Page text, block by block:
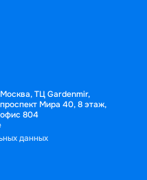
Москва, ТЦ Gardenmir,
проспект Мира 40, 8 этаж,
офис 804
данных